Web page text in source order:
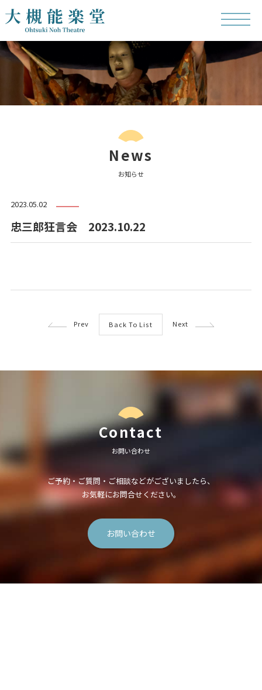
News
お知らせ
2023.05.02
忠三郎狂言会 2023.10.22
Prev Back To List Next
Contact
お問い合わせ
ご予約・ご質問・ご相談などがございましたら、
お気軽にお問合せください。
お問い合わせ